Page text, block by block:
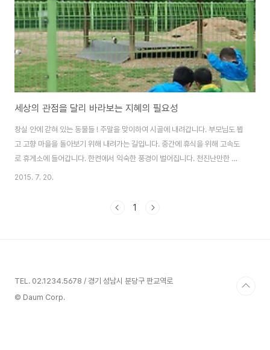
세상의 관점을 달리 바라보는 지혜의 필요성
창실 안에 갇혀 있는 동물들 ! 주말을 맞이하여 시골에 내려갑니다. 부모님도 뵙
고 고향 마을을 돌아보기 위해 내려가는 길입니다. 중간에 휴식을 위해 고속도
로 휴게소에 들어갑니다. 한켠에서 익숙한 풍경이 벌어집니다. 천진난만한 아
이들이 창살 안의 무엇인가를 유심히 살펴 보고 있습니다. 호기심이 발동하여
아이들을 생각 하니 즐겁습니다. 너희들 도대체 무엇 때문에 그러고 있는 것이
2015. 7. 20.
1
TEL. 02.1234.5678 / 경기 성남시 분당구 판교역로
© Daum Corp.